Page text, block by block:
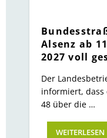
Alsenz ab
2027 voll
Der
informiert, dass
48 über die …
WEITERLESEN